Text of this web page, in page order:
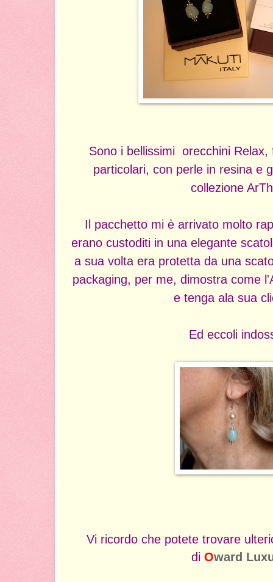
Sono i bellissimi orecchini
particolari, con perle in resina e
collezione
Il pacchetto mi è arrivato molto
erano custoditi in una elegante
a sua volta era protetta da una
packaging, per me, dimostra come
e tenga ala sua
Ed eccoli
Vi ricordo che potete trovare
di Oward